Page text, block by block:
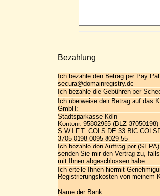
Bezahlung
Ich bezahle den Betrag per Pay
secura@domainregistry.de
Ich bezahle die Gebühren per
Ich überweise den Betrag auf das
GmbH:
Stadtsparkasse Köln
Kontonr. 95802955 (BLZ 37050198)
S.W.I.F.T. COLS DE 33 BIC
3705 0198 0095 8029 55
Ich bezahle den Auftrag per
senden Sie mir den Vertrag zu,
mit Ihnen abgeschlossen habe.
Ich erteile Ihnen hiermit
Registrierungskosten von meinem
Name der Bank: